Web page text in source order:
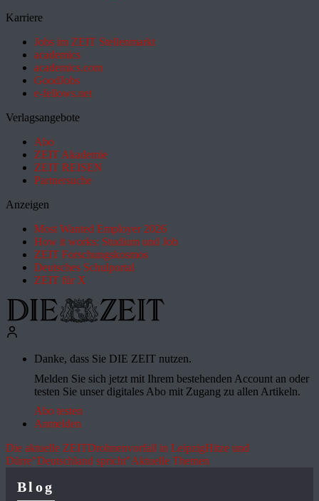
Karriere
Jobs im ZEIT Stellenmarkt
academics
academics.com
GoodJobs
e-fellows.net
Verlagsangebote
Abo
ZEIT Akademie
ZEIT REISEN
Partnersuche
Anzeigen
Most Wanted Employer 2026
How it works: Studium und Job
ZEIT Forschungskosmos
Deutsches Schulportal
ZEIT für X
Danke, dass Sie DIE ZEIT nutzen.
Melden Sie sich jetzt mit Ihrem bestehenden Account an oder
testen Sie unser digitales Abo mit Zugang zu allen Artikeln.
Abo testen
Anmelden
Die aktuelle ZEITDrohnenvorfall in LeipzigHitze und
Dürre"Deutschland spricht"Aktuelle Themen
Blog